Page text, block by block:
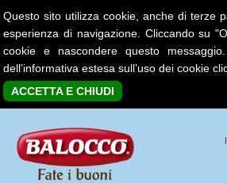
Questo sito utilizza cookie, anche di terze
esperienza di navigazione. Cliccando su
cookie e nascondere questo
dell’informativa estesa sull’uso dei cookie
ACCETTA E CHIUDI